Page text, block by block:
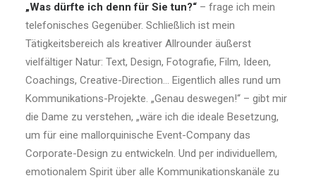
„Was dürfte ich denn für Sie tun?“ – frage ich mein
telefonisches Gegenüber. Schließlich ist mein
Tätigkeitsbereich als kreativer Allrounder äußerst
vielfältiger Natur: Text, Design, Fotografie, Film, Ideen,
Coachings, Creative-Direction… Eigentlich alles rund um
Kommunikations-Projekte. „Genau deswegen!“ – gibt mir
die Dame zu verstehen, „wäre ich die ideale Besetzung,
um für eine mallorquinische Event-Company das
Corporate-Design zu entwickeln. Und per individuellem,
emotionalem Spirit über alle Kommunikationskanäle zu